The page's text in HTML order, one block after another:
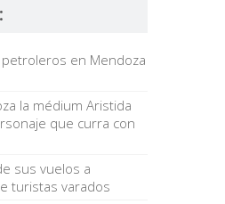
en Mendoza
la médium Aristida
que curra con
sus vuelos a
turistas varados